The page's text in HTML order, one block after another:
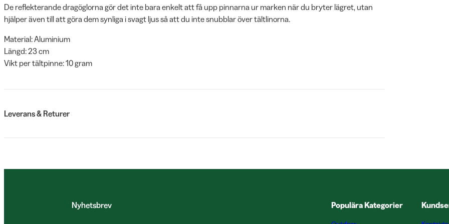
De reflekterande dragöglorna gör det inte bara enkelt att få upp pinnarna ur marken när du bryter lägret, utan
hjälper även till att göra dem synliga i svagt ljus så att du inte snubblar över tältlinorna.
Material: Aluminium
Längd: 23 cm
Vikt per tältpinne: 10 gram
Leverans & Returer
Nyhetsbrev Populära Kategorier